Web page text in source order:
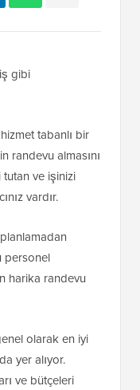
gibi
tabanlı bir
randevu almasını
tutan ve işinizi
vardır.
personel
harika randevu
olarak en iyi
yer alıyor.
ve bütçeleri